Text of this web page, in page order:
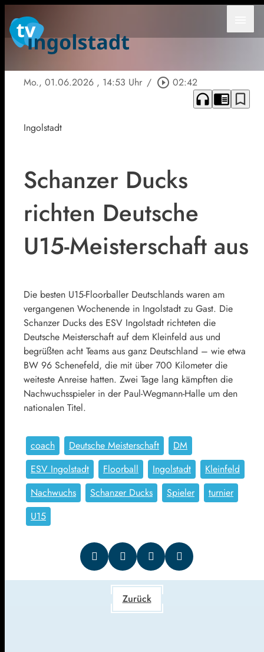
Mo., 01.06.2026 , 14:53 Uhr / play_circle_outline 02:42
headphones chrome_reader_mode bookmark_border
Ingolstadt
Schanzer Ducks
richten Deutsche
U15-Meisterschaft aus
Die besten U15-Floorballer Deutschlands waren am
vergangenen Wochenende in Ingolstadt zu Gast. Die
Schanzer Ducks des ESV Ingolstadt richteten die
Deutsche Meisterschaft auf dem Kleinfeld aus und
begrüßten acht Teams aus ganz Deutschland – wie etwa
BW 96 Schenefeld, die mit über 700 Kilometer die
weiteste Anreise hatten. Zwei Tage lang kämpften die
Nachwuchsspieler in der Paul-Wegmann-Halle um den
nationalen Titel.
coach Deutsche Meisterschaft
DM
ESV Ingolstadt
Floorball Ingolstadt
Kleinfeld
Nachwuchs
Schanzer Ducks Spieler
turnier
U15
Zurück